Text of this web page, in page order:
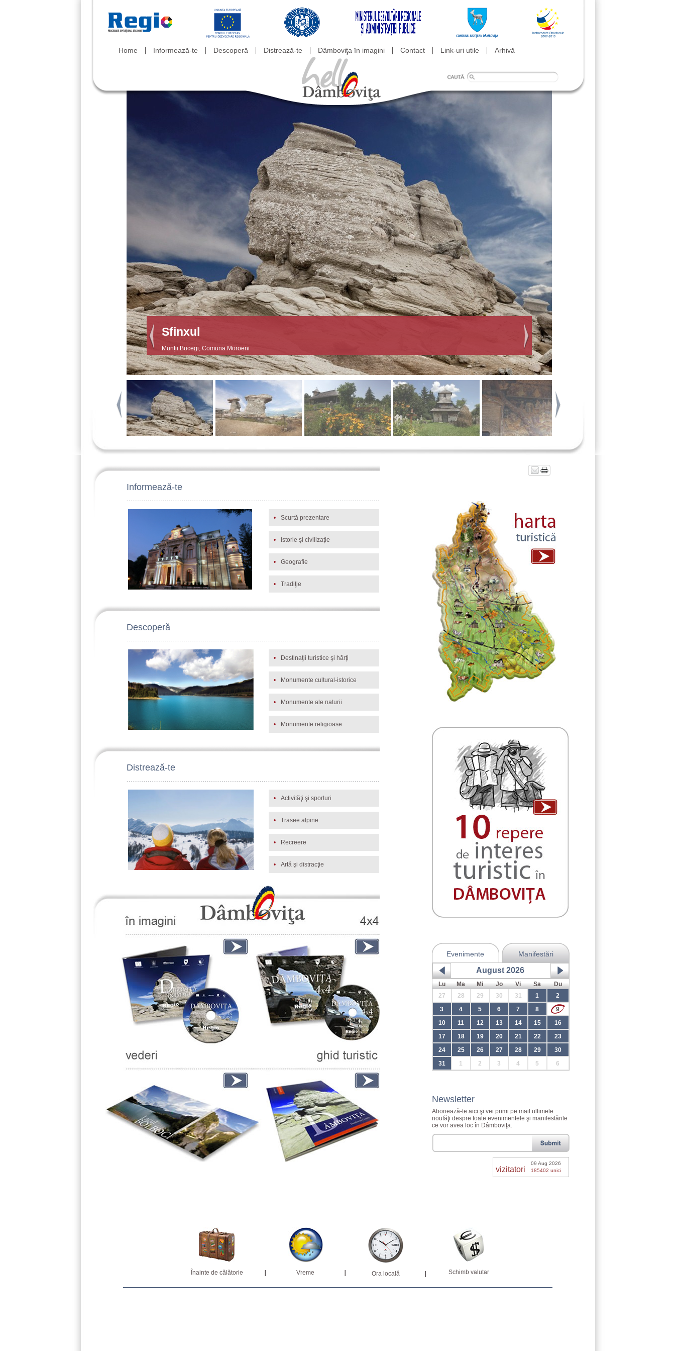
Home Informează-te Descoperă Distrează-te Dâmboviţa în imagini Contact Link-uri utile Arhivă
Babele
Munții Bucegi, Comuna Moroeni
Informează-te
• Scurtă prezentare
• Istorie şi civilizaţie
• Geografie
• Tradiţie
Descoperă
• Destinaţii turistice şi hărţi
• Monumente cultural-istorice
• Monumente ale naturii
• Monumente religioase
Distrează-te
• Activităţi şi sporturi
• Trasee alpine
• Recreere
• Artă şi distracţie
Evenimente Manifestări
August 2026
Lu Ma Mi Jo Vi Sa
Du
27
28 29 30 31 1
2
3
4 5 6 7 8
9
10
11 12 13 14 15
16
17
18 19 20 21 22
23
24
25 26 27 28 29
30
31
1 2 3 4 5 6
Newsletter
Abonează-te aici şi vei primi pe mail ultimele
noutăţi despre toate evenimentele şi manifestările
ce vor avea loc în Dâmboviţa.
vizitatori
09 Aug 2026
185402 unici
Înainte de călătorie Vreme Ora locală Schimb valutar